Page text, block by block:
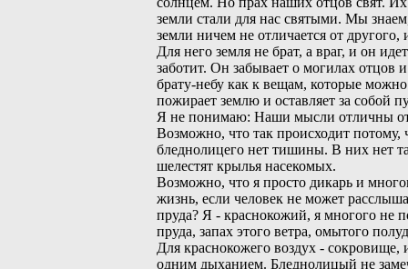
земли стали для нас святыми. Мы
земли ничем не отличается от
Для него земля не брат, а враг, и он
заботит. Он забывает о могилах отцов
брату-небу как к вещам, которые
пожирает землю и оставляет за собой
Я не понимаю: Наши мысли отличны от
Возможно, что так происходит
бледнолицего нет тишины. В них нет
шелестят крылья насекомых.
Возможно, что я просто дикарь и
жизнь, если человек не может
пруда? Я - краснокожий, я многого не
пруда, запах этого ветра, омытого
Для краснокожего воздух -
одним дыханием. Бледнолицый не